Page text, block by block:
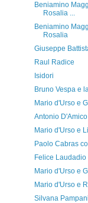
Beniamino
Rosalia ...
Beniamino
Rosalia
Giuseppe
Raul Radice
Isidori
Bruno Vespa e
Mario d'Urso e
Antonio D'Amico
Mario d'Urso e
Paolo Cabras
Felice
Mario d'Urso e
Mario d'Urso e
Silvana